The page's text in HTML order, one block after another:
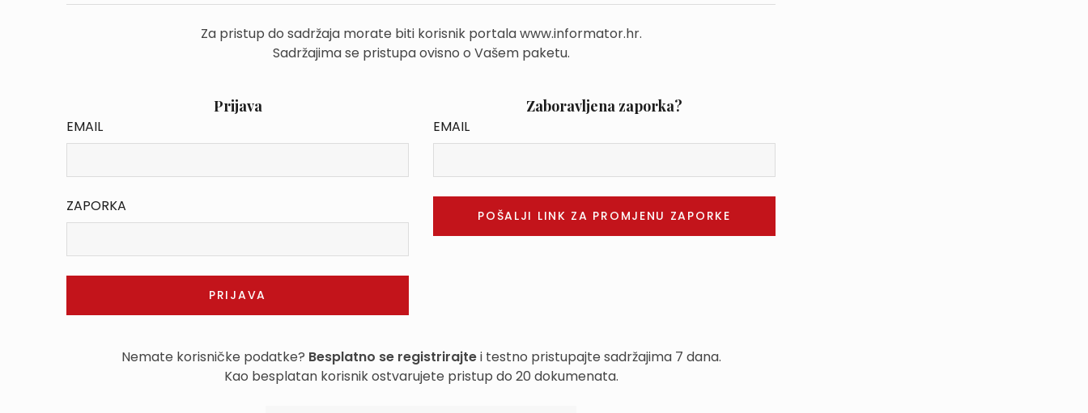
Za pristup do sadržaja morate biti korisnik portala www.informator.hr.
Sadržajima se pristupa ovisno o Vašem paketu.
Prijava
EMAIL
ZAPORKA
Zaboravljena zaporka?
EMAIL
Nemate korisničke podatke? Besplatno se registrirajtei testno pristupajte sadržajima 7 dana.
Kao besplatan korisnik ostvarujete pristup do 20 dokumenata.